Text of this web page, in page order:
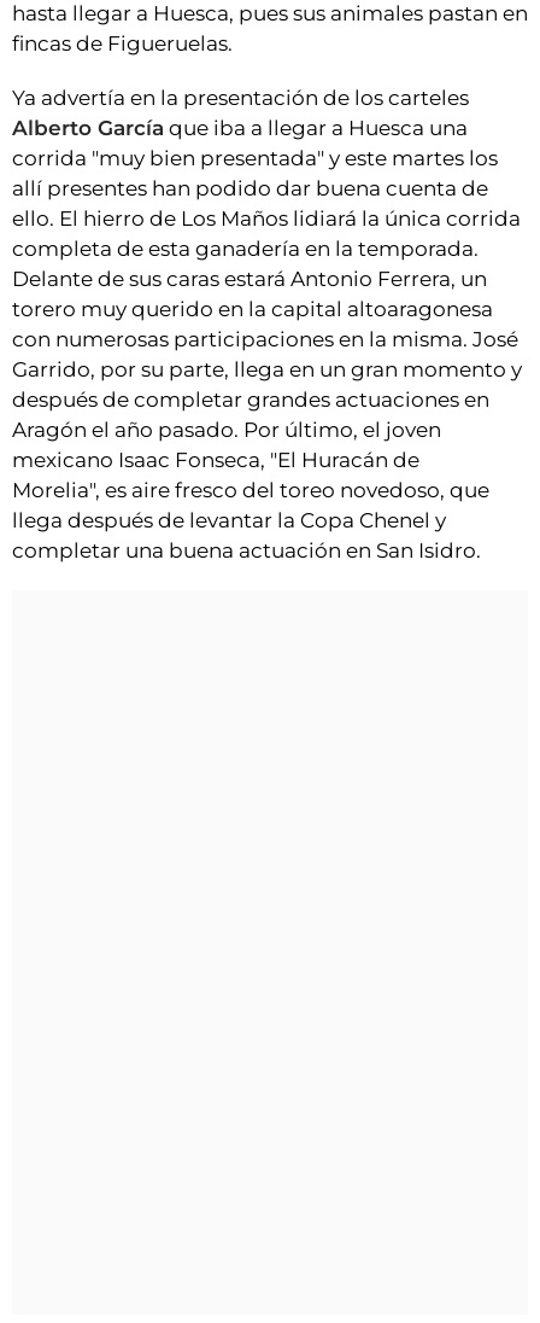
hasta llegar a Huesca, pues sus animales pastan en
fincas de Figueruelas.
Ya advertía en la presentación de los carteles
Alberto García que iba a llegar a Huesca una
corrida "muy bien presentada" y este martes los
allí presentes han podido dar buena cuenta de
ello. El hierro de Los Maños lidiará la única corrida
completa de esta ganadería en la temporada.
Delante de sus caras estará Antonio Ferrera, un
torero muy querido en la capital altoaragonesa
con numerosas participaciones en la misma. José
Garrido, por su parte, llega en un gran momento y
después de completar grandes actuaciones en
Aragón el año pasado. Por último, el joven
mexicano Isaac Fonseca, "El Huracán de
Morelia", es aire fresco del toreo novedoso, que
llega después de levantar la Copa Chenel y
completar una buena actuación en San Isidro.